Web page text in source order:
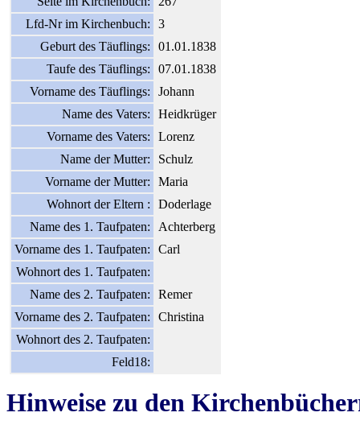
Lfd-Nr im Kirchenbuch:
3
Geburt des Täuflings:
01.01.1838
Taufe des Täuflings:
07.01.1838
Vorname des Täuflings:
Johann
Name des Vaters:
Heidkrüger
Vorname des Vaters:
Lorenz
Name der Mutter:
Schulz
Vorname der Mutter:
Maria
Wohnort der Eltern :
Doderlage
Name des 1. Taufpaten:
Achterberg
Vorname des 1. Taufpaten:
Carl
Wohnort des 1. Taufpaten:
Name des 2. Taufpaten:
Remer
Vorname des 2. Taufpaten:
Christina
Wohnort des 2. Taufpaten:
Feld18:
Hinweise zu den